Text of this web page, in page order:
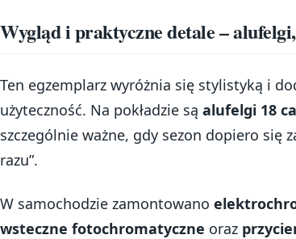
Wygląd i praktyczne detale –
Ten egzemplarz wyróżnia się stylistyką i
użyteczność. Na pokładzie są alufelgi 18
szczególnie ważne, gdy sezon dopiero się
razu”.
W samochodzie zamontowano
wsteczne fotochromatyczne oraz